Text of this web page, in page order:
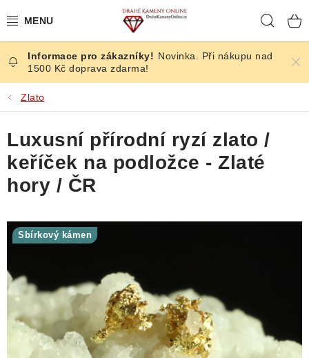
na
ČESKÉ KAMENY
ŠPERKY
KAMENY ZE SVĚTA
BROUŠENÉ
ÚČINKY
KRYSTALY
ČLÁNKY
NALEZIŠTĚ
Novinka. Při nákupu nad
1500 Kč doprava zdarma!
Zlato
Luxusní přírodní ryzí zlato /
keříček na podložce - Zlaté
hory / ČR
Sbírkový kámen